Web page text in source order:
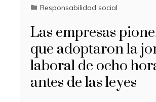
Responsabilidad social
Las empresas
que adoptaron la
laboral de ocho
antes de las leyes